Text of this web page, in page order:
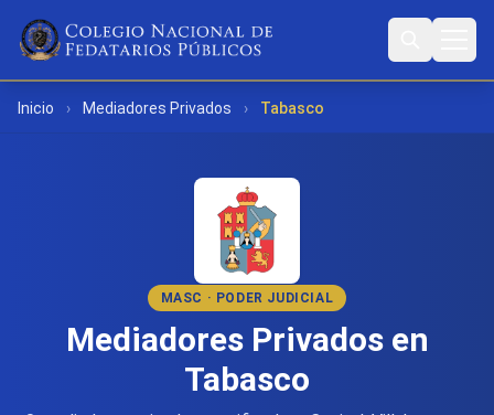
Inicio › Mediadores Privados › Tabasco
MASC · PODER JUDICIAL
Mediadores Privados en
Tabasco